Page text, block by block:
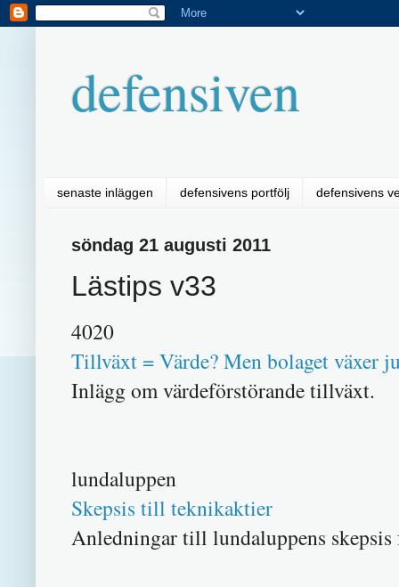
defensiven
senaste inläggen defensivens portfölj defensivens
söndag 21 augusti 2011
Lästips v33
4020
Tillväxt = Värde? Men bolaget växer
Inlägg om värdeförstörande tillväxt.
lundaluppen
Skepsis till teknikaktier
Anledningar till lundaluppens